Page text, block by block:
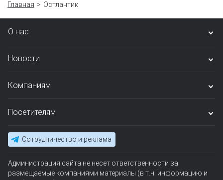
Главная Остлантик
О нас
Новости
Компаниям
Посетителям
Сотрудничество и реклама
Администрация сайта не несет ответственности за
размещаемые компаниями материалы (в т.ч. информацию и